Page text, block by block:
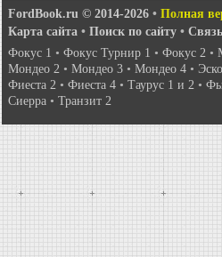
FordBook.ru © 2014-2026 • Полная
Карта сайта • Поиск по сайту •
Фокус 1 • Фокус Турнир 1 • Фокус 2 •
Мондео 2 • Мондео 3 • Мондео 4 •
Фиеста 2 • Фиеста 4 • Таурус 1 и 2 •
Сиерра • Транзит 2